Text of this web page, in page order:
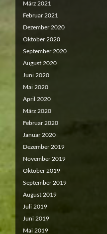
März 2021
Februar 2021
Dezember 2020
Oktober 2020
September 2020
August 2020
Juni 2020
Mai 2020
April 2020
März 2020
Februar 2020
Januar 2020
Dezember 2019
November 2019
Oktober 2019
September 2019
August 2019
Juli 2019
Juni 2019
Mai 2019